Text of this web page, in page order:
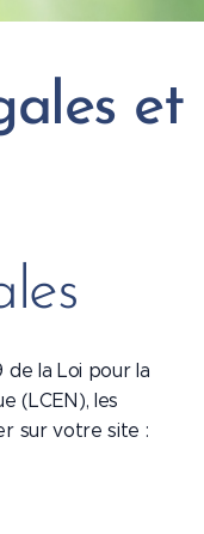
et
de la Loi pour la
(LCEN), les
sur votre site :